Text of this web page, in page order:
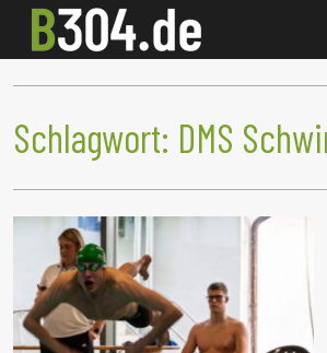
Schlagwort: DMS